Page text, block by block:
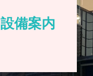
設備案内